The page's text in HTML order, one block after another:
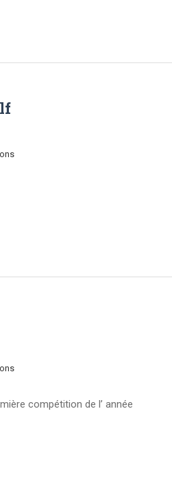
compétition de l’ année